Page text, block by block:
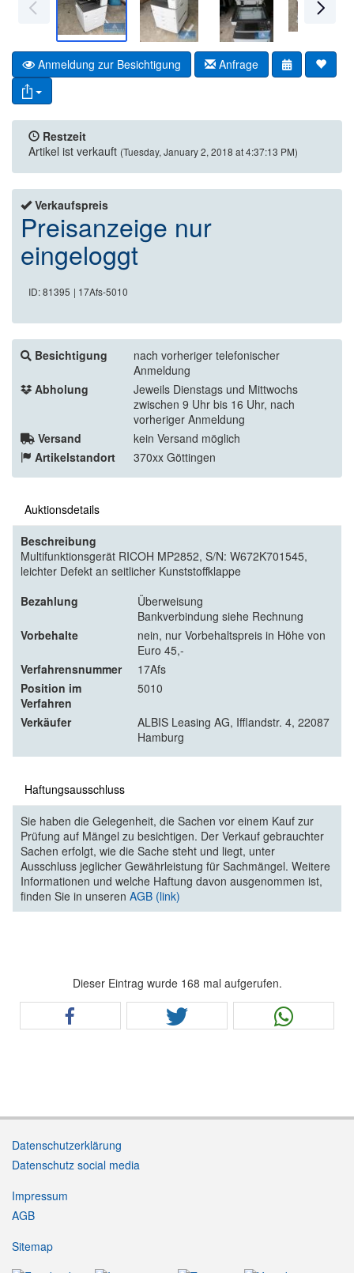
Anmeldung zur Besichtigung Anfrage
Restzeit
Artikel ist verkauft (Tuesday, January 2, 2018 at 4:37:13 PM)
Verkaufspreis
Preisanzeige nur
eingeloggt
ID: 81395 | 17Afs-5010
Besichtigung
nach vorheriger telefonischer
Anmeldung
Abholung
Jeweils Dienstags und Mittwochs
zwischen 9 Uhr bis 16 Uhr, nach
vorheriger Anmeldung
Versand
kein Versand möglich
Artikelstandort
370xx Göttingen
Auktionsdetails
Beschreibung
Multifunktionsgerät RICOH MP2852, S/N: W672K701545,
leichter Defekt an seitlicher Kunststoffklappe
Bezahlung
Überweisung
Bankverbindung siehe Rechnung
Vorbehalte
nein, nur Vorbehaltspreis in Höhe von
Euro 45,-
Verfahrensnummer
17Afs
Position im
Verfahren
5010
Verkäufer
ALBIS Leasing AG, Ifflandstr. 4, 22087
Hamburg
Haftungsausschluss
Sie haben die Gelegenheit, die Sachen vor einem Kauf zur
Prüfung auf Mängel zu besichtigen. Der Verkauf gebrauchter
Sachen erfolgt, wie die Sache steht und liegt, unter
Ausschluss jeglicher Gewährleistung für Sachmängel. Weitere
Informationen und welche Haftung davon ausgenommen ist,
finden Sie in unseren AGB (link)
Dieser Eintrag wurde 168 mal aufgerufen.
Datenschutzerklärung
Datenschutz social media
Impressum
AGB
Sitemap